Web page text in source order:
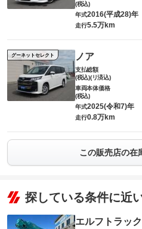
(税込)
年式2016(平成28)年
走行5.5万km
グーネットセレクト ノア
支払総額
(税込)(リ済込)
車両本体価格
(税込)
年式2025(令和7)年
走行0.8万km
この販売店の在
探している条件に近
エルフトラック